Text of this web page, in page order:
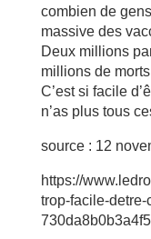
combien de
massive des
Deux millions
millions de
C’est si facile
n’as plus tous
source : 12
https://
trop-facile-detre-